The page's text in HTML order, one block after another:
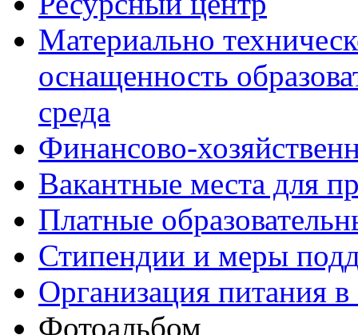
Материально
оснащенность
среда
Финансово-
Вакантные места для
Платные
Стипендии и меры
Организация питания в
Фотоальбом